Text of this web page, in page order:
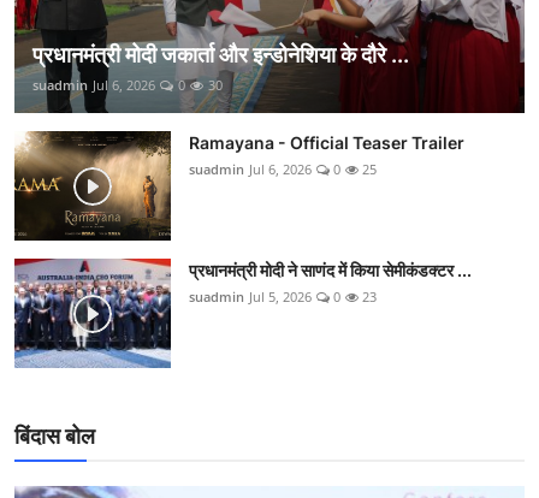
प्रधानमंत्री मोदी जकार्ता और इन्डोनेशिया के दौरे ...
suadmin Jul 6, 2026 0 30
Ramayana - Official Teaser Trailer
suadmin Jul 6, 2026 0 25
प्रधानमंत्री मोदी ने साणंद में किया सेमीकंडक्टर ...
suadmin Jul 5, 2026 0 23
बिंदास बोल